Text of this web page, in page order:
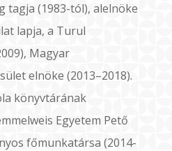
tagja (1983-tól), alelnöke
lapja, a Turul
Magyar
elnöke (2013–2018).
könyvtárának
Egyetem Pető
főmunkatársa (2014-